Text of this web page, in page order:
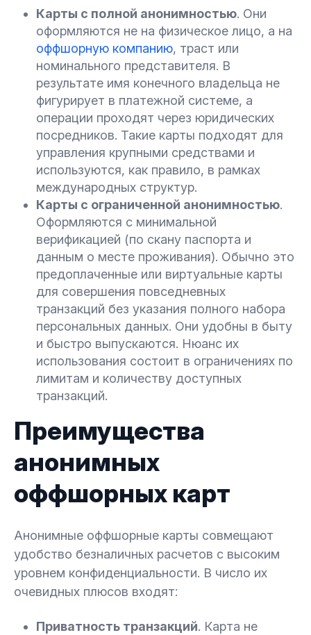
Карты с полной анонимностью. Они
оформляются не на физическое лицо, а на
оффшорную компанию, траст или
номинального представителя. В
результате имя конечного владельца не
фигурирует в платежной системе, а
операции проходят через юридических
посредников. Такие карты подходят для
управления крупными средствами и
используются, как правило, в рамках
международных структур.
Карты с ограниченной анонимностью.
Оформляются с минимальной
верификацией (по скану паспорта и
данным о месте проживания). Обычно это
предоплаченные или виртуальные карты
для совершения повседневных
транзакций без указания полного набора
персональных данных. Они удобны в быту
и быстро выпускаются. Нюанс их
использования состоит в ограничениях по
лимитам и количеству доступных
транзакций.
Преимущества
анонимных
оффшорных карт
Анонимные оффшорные карты совмещают
удобство безналичных расчетов с высоким
уровнем конфиденциальности. В число их
очевидных плюсов входят:
Приватность транзакций. Карта не